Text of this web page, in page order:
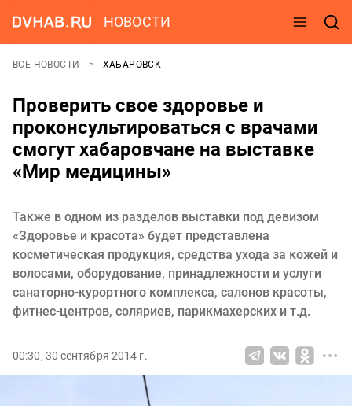
НОВОСТИ
ВСЕ НОВОСТИ ХАБАРОВСК
Проверить свое здоровье и
проконсультироваться с врачами
смогут хабаровчане на выставке
«Мир медицины»
Также в одном из разделов выставки под девизом
«Здоровье и красота» будет представлена
косметическая продукция, средства ухода за кожей и
волосами, оборудование, принадлежности и услуги
санаторно-курортного комплекса, салонов красоты,
фитнес-центров, соляриев, парикмахерских и т.д.
00:30, 30 сентября 2014 г.